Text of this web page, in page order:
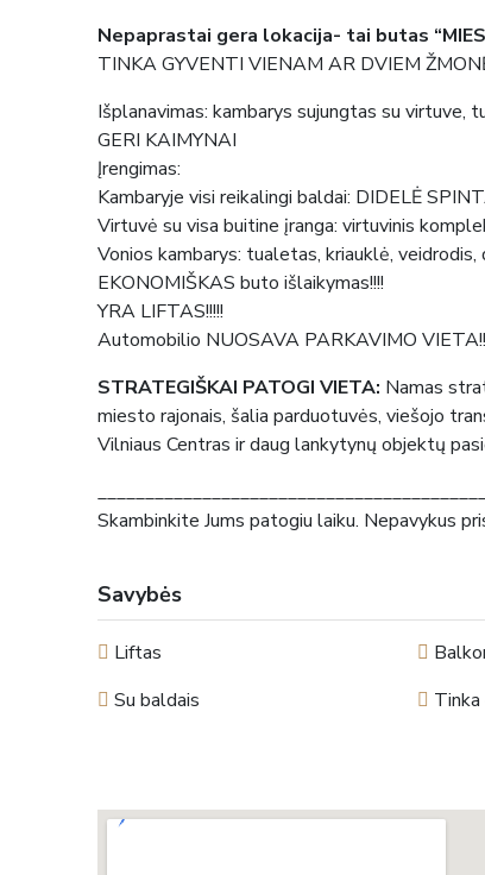
Nepaprastai gera lokacija- tai butas
TINKA GYVENTI VIENAM AR DVIEM
Išplanavimas: kambarys sujungtas su virtuve,
GERI KAIMYNAI
Įrengimas:
Kambaryje visi reikalingi baldai: DIDELĖ
Virtuvė su visa buitine įranga: virtuvinis
Vonios kambarys: tualetas, kriauklė, veidrodis,
EKONOMIŠKAS buto išlaikymas!!!!
YRA LIFTAS!!!!!
Automobilio NUOSAVA PARKAVIMO
STRATEGIŠKAI PATOGI VIETA: Namas
miesto rajonais, šalia parduotuvės, viešojo
Vilniaus Centras ir daug lankytynų objektų
Skambinkite Jums patogiu laiku. Nepavykus
Savybės
Liftas
Su baldais